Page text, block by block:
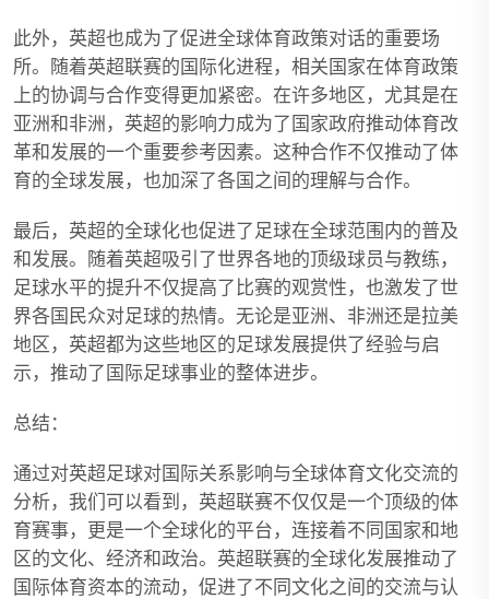
此外，英超也成为了促进全球体育政策对话的重要场
所。随着英超联赛的国际化进程，相关国家在体育政策
上的协调与合作变得更加紧密。在许多地区，尤其是在
亚洲和非洲，英超的影响力成为了国家政府推动体育改
革和发展的一个重要参考因素。这种合作不仅推动了体
育的全球发展，也加深了各国之间的理解与合作。
最后，英超的全球化也促进了足球在全球范围内的普及
和发展。随着英超吸引了世界各地的顶级球员与教练，
足球水平的提升不仅提高了比赛的观赏性，也激发了世
界各国民众对足球的热情。无论是亚洲、非洲还是拉美
地区，英超都为这些地区的足球发展提供了经验与启
示，推动了国际足球事业的整体进步。
总结：
通过对英超足球对国际关系影响与全球体育文化交流的
分析，我们可以看到，英超联赛不仅仅是一个顶级的体
育赛事，更是一个全球化的平台，连接着不同国家和地
区的文化、经济和政治。英超联赛的全球化发展推动了
国际体育资本的流动，促进了不同文化之间的交流与认